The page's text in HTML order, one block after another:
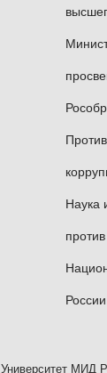
Наука
России
МИД